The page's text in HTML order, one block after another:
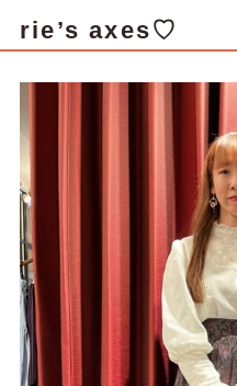
rie’s axes♡